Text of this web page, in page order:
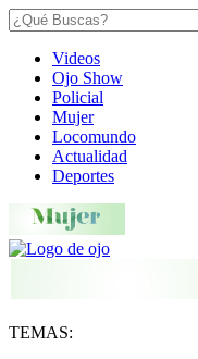
Videos
Ojo Show
Policial
Mujer
Locomundo
Actualidad
Deportes
TEMAS: